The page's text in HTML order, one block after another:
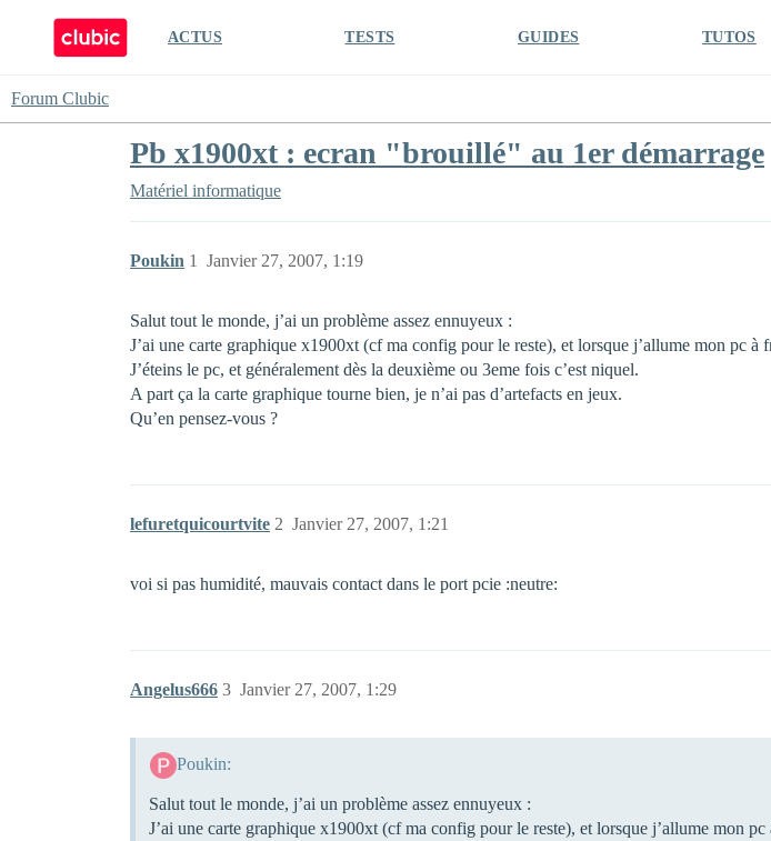
ACTUS TESTS GUIDES TUTOS
Forum Clubic
Pb x1900xt : ecran "brouillé" au 1er démarrage
Matériel informatique
Poukin Janvier 27, 2007, 1:19
1
Salut tout le monde, j’ai un problème assez ennuyeux :
J’ai une carte graphique x1900xt (cf ma config pour le reste), et lorsque j’allume mon pc
J’éteins le pc, et généralement dès la deuxième ou 3eme fois c’est niquel.
A part ça la carte graphique tourne bien, je n’ai pas d’artefacts en jeux.
Qu’en pensez-vous ?
lefuretquicourtvite Janvier 27, 2007, 1:21
2
voi si pas humidité, mauvais contact dans le port pcie :neutre:
Angelus666 Janvier 27, 2007, 1:29
3
Poukin:
Salut tout le monde, j’ai un problème assez ennuyeux :
J’ai une carte graphique x1900xt (cf ma config pour le reste), et lorsque j’allume mon